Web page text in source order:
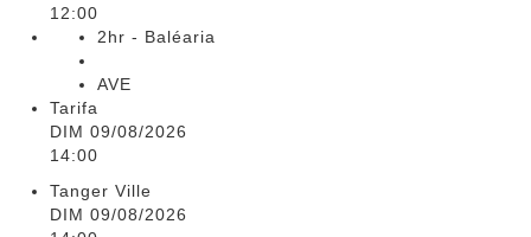
12:00
2hr - Baléaria
AVE
Tarifa
DIM 09/08/2026
14:00
Tanger Ville
DIM 09/08/2026